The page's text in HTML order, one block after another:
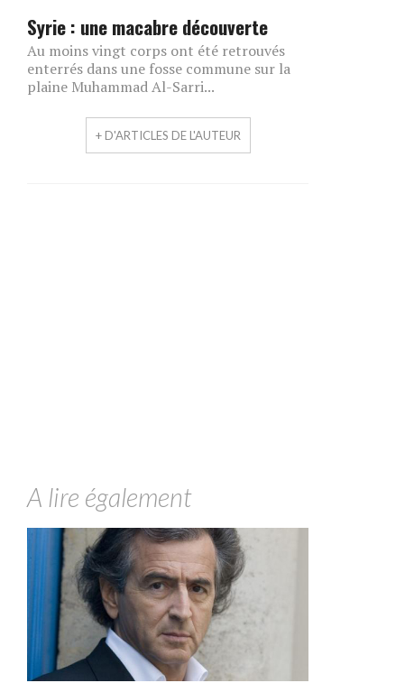
Syrie : une macabre découverte
Au moins vingt corps ont été retrouvés
enterrés dans une fosse commune sur la
plaine Muhammad Al-Sarri...
+ D'ARTICLES DE L'AUTEUR
A lire également